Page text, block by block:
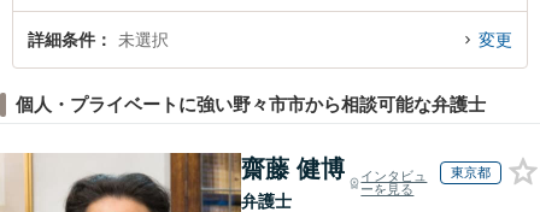
解決の実績豊富な近くの弁護士を検索したい』『初回相談無料で個人・プライ
ベートの債権回収を法律相談できる野々市市内の弁護士に相談予約したい』な
詳細条件 未選択 変更
個人・プライベートに強い野々市市から相談可能な弁護士
齋藤 健博
弁護士
インタビュ
ーを見る
東京都